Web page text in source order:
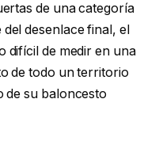
de una categoría
desenlace final, el
difícil de medir en una
de todo un territorio
de su baloncesto